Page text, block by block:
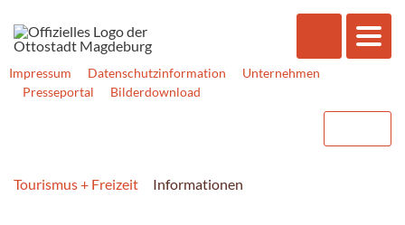
Impressum Datenschutzinformation
Unternehmen
Presseportal
Bilderdownload
Tourismus + Freizeit Informationen